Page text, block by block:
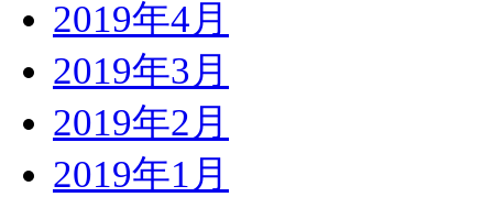
2019年4月
2019年3月
2019年2月
2019年1月